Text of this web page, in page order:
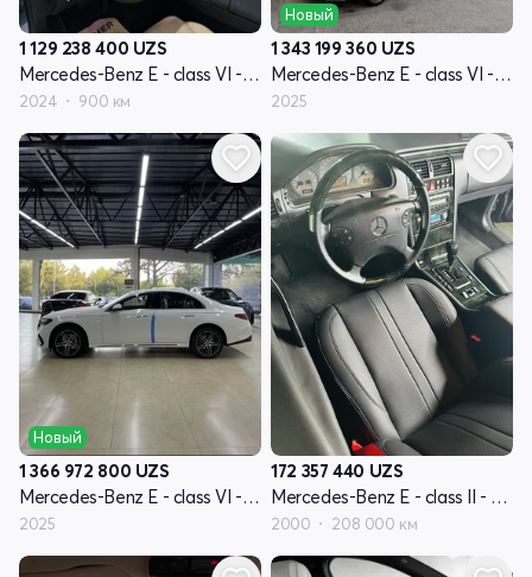
1 129 238 400 UZS
Mercedes-Benz E - class VI - поколение (W214, S214)
2024 900 км
Новый
1 343 199 360 UZS
Mercedes-Benz E - class VI - поколение (W214, S214)
2025
Новый
1 366 972 800 UZS
Mercedes-Benz E - class VI - поколение (W214, S214)
2025
172 357 440 UZS
Mercedes-Benz E - class II - поколение W210 рестайлинг
2000 208 000 км